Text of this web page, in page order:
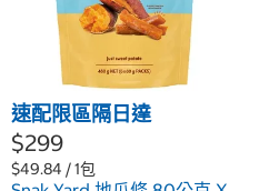
速配限區隔日達
$299
$49.84 / 1包